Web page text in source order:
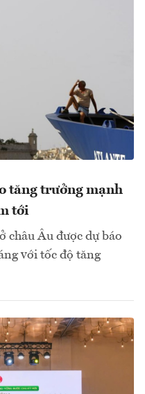
tăng trưởng mạnh
tới
châu Âu được dự báo
với tốc độ tăng